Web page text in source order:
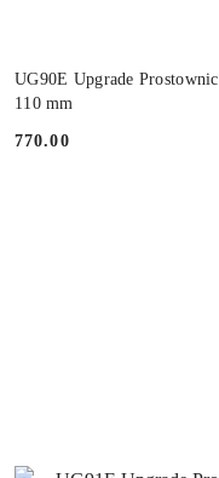
UG90E Upgrade
110 mm
Cena:
770.00